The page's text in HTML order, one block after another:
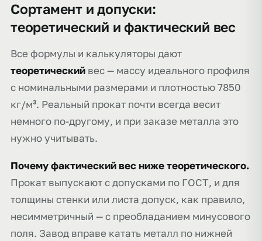
Сортамент и допуски:
теоретический и фактический вес
Все формулы и калькуляторы дают
теоретический вес — массу идеального профиля
с номинальными размерами и плотностью 7850
кг/м³. Реальный прокат почти всегда весит
немного по-другому, и при заказе металла это
нужно учитывать.
Почему фактический вес ниже теоретического.
Прокат выпускают с допусками по ГОСТ, и для
толщины стенки или листа допуск, как правило,
несимметричный — с преобладанием минусового
поля. Завод вправе катать металл по нижней